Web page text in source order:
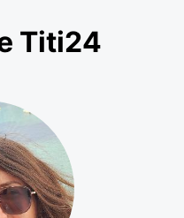
Titi24